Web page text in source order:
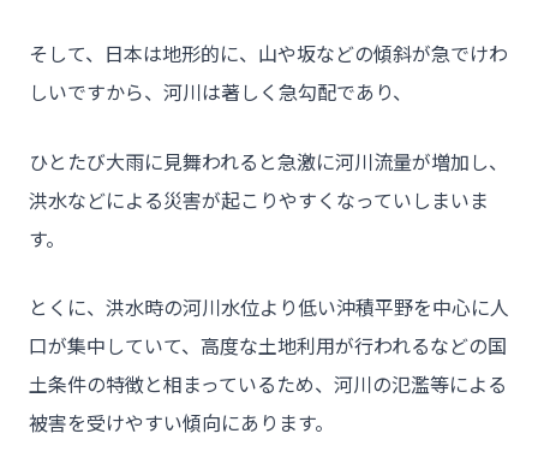
そして、日本は地形的に、山や坂などの傾斜が急でけわ
しいですから、河川は著しく急勾配であり、
ひとたび大雨に見舞われると急激に河川流量が増加し、
洪水などによる災害が起こりやすくなっていしまいま
す。
とくに、洪水時の河川水位より低い沖積平野を中心に人
口が集中していて、高度な土地利用が行われるなどの国
土条件の特徴と相まっているため、河川の氾濫等による
被害を受けやすい傾向にあります。